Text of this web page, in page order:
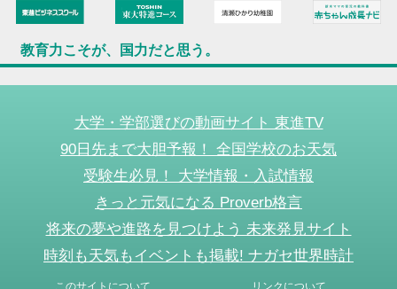
教育力こそが、国力だと思う。
大学・学部選びの動画サイト 東進TV
90日先まで大胆予報！ 全国学校のお天気
受験生必見！ 大学情報・入試情報
きっと元気になる Proverb格言
将来の夢や進路を見つけよう 未来発見サイト
時刻も天気もイベントも掲載! ナガセ世界時計
このサイトについて リンクについて